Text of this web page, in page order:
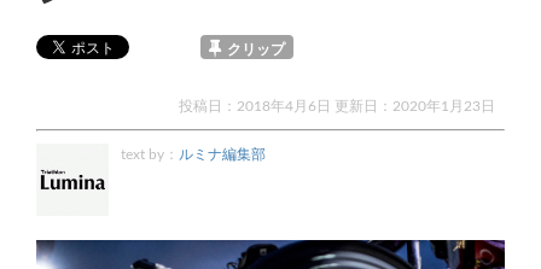
クリップ
投稿日：2018年4月6日 更新日： 2020年1月23日
text by： ルミナ編集部